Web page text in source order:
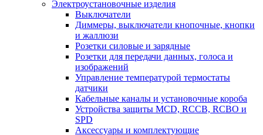
Электроустановочные изделия
Выключатели
Диммеры, выключатели кнопочные, кнопки
и жаллюзи
Розетки силовые и зарядные
Розетки для передачи данных, голоса и
изображений
Управление температурой термостаты
датчики
Кабельные каналы и установочные короба
Устройства защиты MCD, RCCB, RCBO и
SPD
Аксессуары и комплектующие